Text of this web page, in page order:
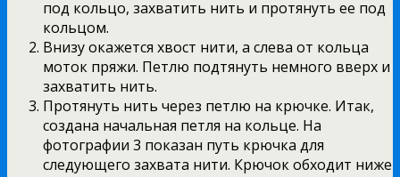
под кольцо, захватить нить и протянуть ее под
кольцом.
Внизу окажется хвост нити, а слева от кольца
моток пряжи. Петлю подтянуть немного вверх и
захватить нить.
Протянуть нить через петлю на крючке. Итак,
создана начальная петля на кольце. На
фотографии 3 показан путь крючка для
следующего захвата нити. Крючок обходит ниже